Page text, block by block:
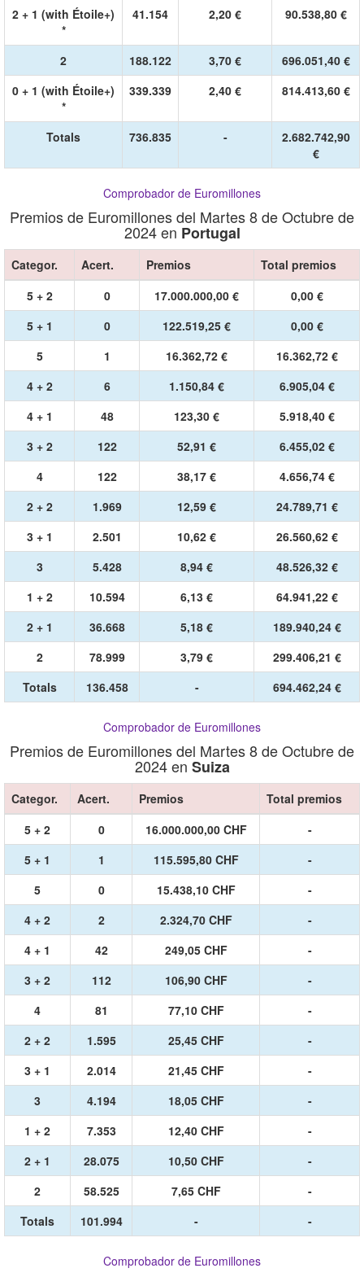
2 + 1 (with Étoile+)
*
41.154 2,20 € 90.538,80 €
2 188.122 3,70 €
696.051,40 €
0 + 1 (with Étoile+)
*
339.339 2,40 € 814.413,60 €
Totals 736.835 -
2.682.742,90
€
Comprobador de Euromillones
Premios de Euromillones del Martes 8 de Octubre de
2024 en Portugal
Categor. Acert. Premios
Total premios
5 + 2
0 17.000.000,00 €
0,00 €
5 + 1
0 122.519,25 €
0,00 €
5
1 16.362,72 €
16.362,72 €
4 + 2
6 1.150,84 €
6.905,04 €
4 + 1
48 123,30 €
5.918,40 €
3 + 2
122 52,91 €
6.455,02 €
4
122 38,17 €
4.656,74 €
2 + 2
1.969 12,59 €
24.789,71 €
3 + 1
2.501 10,62 €
26.560,62 €
3
5.428 8,94 €
48.526,32 €
1 + 2
10.594 6,13 €
64.941,22 €
2 + 1
36.668 5,18 €
189.940,24 €
2
78.999 3,79 €
299.406,21 €
Totals
136.458 - 694.462,24 €
Comprobador de Euromillones
Premios de Euromillones del Martes 8 de Octubre de
2024 en Suiza
Categor. Acert. Premios
Total premios
5 + 2
0 16.000.000,00 CHF
-
5 + 1
1 115.595,80 CHF
-
5
0 15.438,10 CHF
-
4 + 2
2 2.324,70 CHF
-
4 + 1
42 249,05 CHF
-
3 + 2
112 106,90 CHF
-
4
81 77,10 CHF
-
2 + 2
1.595 25,45 CHF
-
3 + 1
2.014 21,45 CHF
-
3
4.194 18,05 CHF
-
1 + 2
7.353 12,40 CHF
-
2 + 1
28.075 10,50 CHF
-
2
58.525 7,65 CHF
-
Totals
101.994 - -
Comprobador de Euromillones